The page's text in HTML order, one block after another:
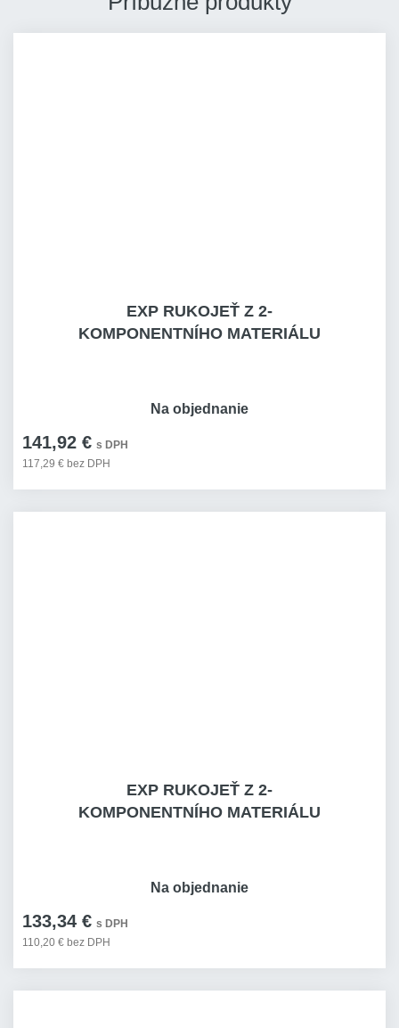
EXP RUKOJEŤ Z 2-
KOMPONENTNÍHO MATERIÁLU
141,92 € s DPH
117,29 € bez DPH
Na objednanie
EXP RUKOJEŤ Z 2-
KOMPONENTNÍHO MATERIÁLU
133,34 € s DPH
110,20 € bez DPH
Na objednanie